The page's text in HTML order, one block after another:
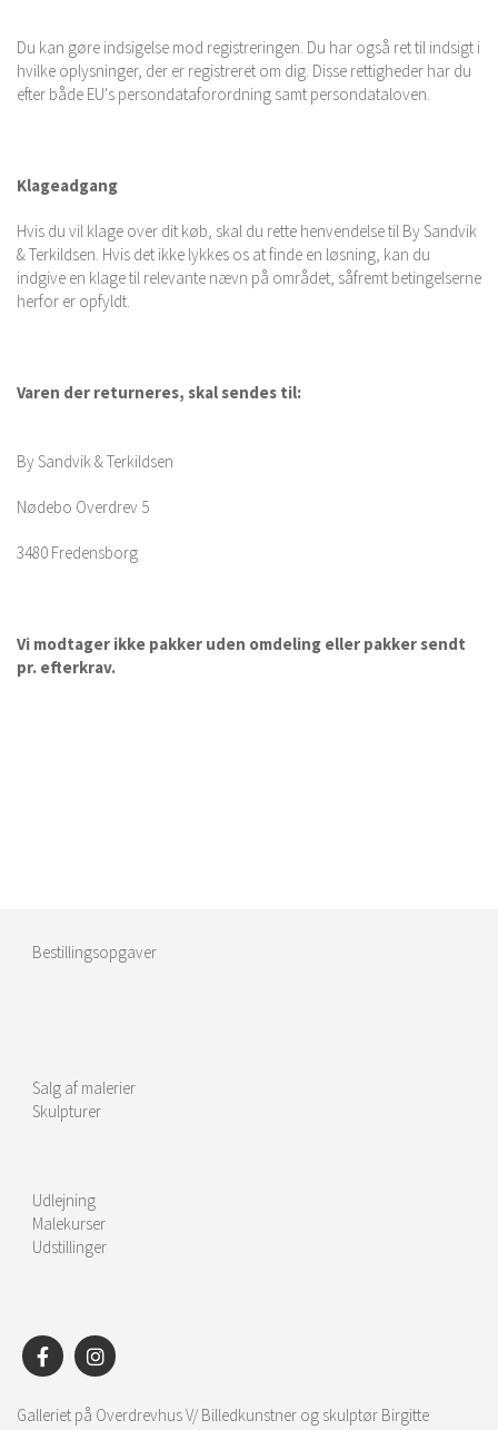
Du kan gøre indsigelse mod registreringen. Du har også ret til indsigt i
hvilke oplysninger, der er registreret om dig. Disse rettigheder har du
efter både EU's persondataforordning samt persondataloven.
Klageadgang
Hvis du vil klage over dit køb, skal du rette henvendelse til By Sandvik
& Terkildsen. Hvis det ikke lykkes os at finde en løsning, kan du
indgive en klage til relevante nævn på området, såfremt betingelserne
herfor er opfyldt.
Varen der returneres, skal sendes til:
By Sandvik & Terkildsen
Nødebo Overdrev 5
3480 Fredensborg
Vi modtager ikke pakker uden omdeling eller pakker sendt
pr. efterkrav.
Bestillingsopgaver
Salg af malerier
Skulpturer
Udlejning
Malekurser
Udstillinger
Galleriet på Overdrevhus V/ Billedkunstner og skulptør Birgitte